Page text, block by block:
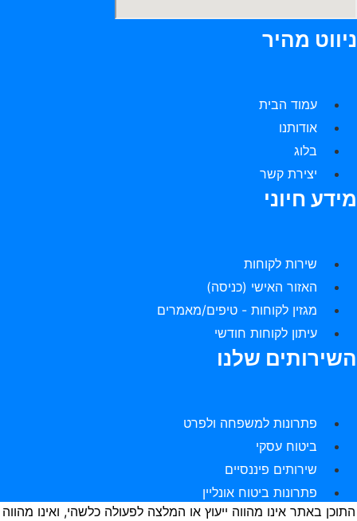
ניווט מהיר
עמוד הבית
אודותנו
בלוג
יצירת קשר
מידע חיוני
שירות לקוחות
האזור האישי (כניסה)
מגזין לקוחות - טיפים/מאמרים
עיתון לקוחות חודשי
השירותים שלנו
פתרונות למשפחה ולפרט
ביטוח עסקי
שירותים פיננסיים
פתרונות ביטוח אונליין
התוכן באתר אינו מהווה ייעוץ או המלצה לפעולה כלשהי, ואינו מהווה